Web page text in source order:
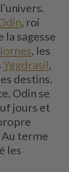
, roi
la sagesse
, les
Yggdrasil,
destins.
Odin se
jours et
Au terme
les